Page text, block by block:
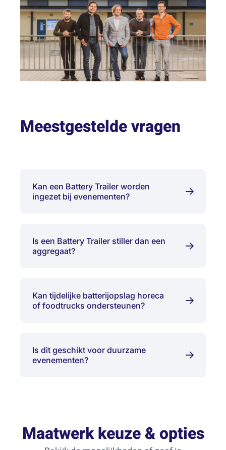
Meestgestelde vragen
Kan een Battery Trailer worden
ingezet bij evenementen?
Is een Battery Trailer stiller dan een
aggregaat?
Kan tijdelijke batterijopslag horeca
of foodtrucks ondersteunen?
Is dit geschikt voor duurzame
evenementen?
Maatwerk keuze & opties